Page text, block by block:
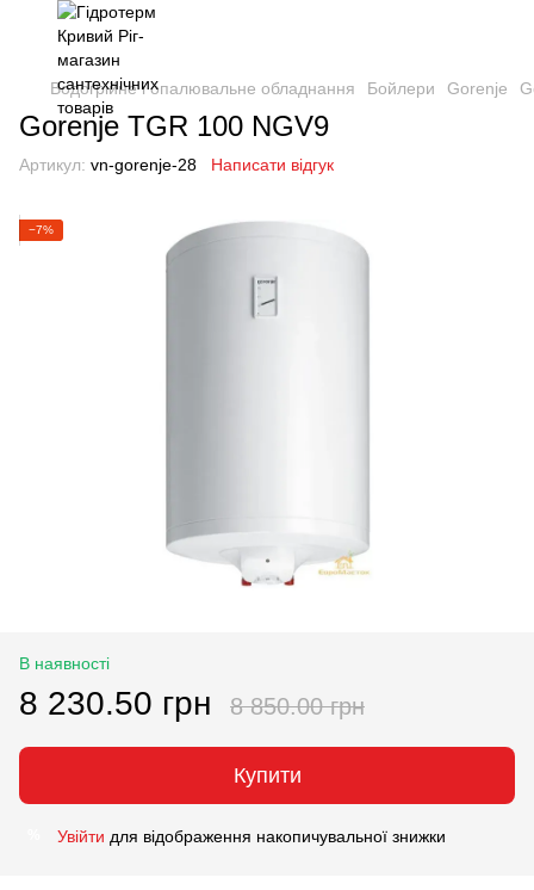
Водогрійне і опалювальне обладнання Бойлери Gorenje
Gorenje TGR 100 NGV9
Артикул: vn-gorenje-28 Написати відгук
−7%
В наявності
8 230.50 грн 8 850.00 грн
Купити
Увійти для відображення накопичувальної знижки